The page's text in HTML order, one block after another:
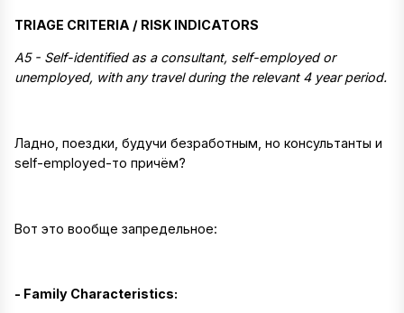
TRIAGE CRITERIA / RISK INDICATORS
A5 - Self-identified as a consultant, self-employed or
unemployed, with any travel during the relevant 4 year period.
Ладно, поездки, будучи безработным, но консультанты и
self-employed-то причём?
Вот это вообще запредельное:
- Family Characteristics: